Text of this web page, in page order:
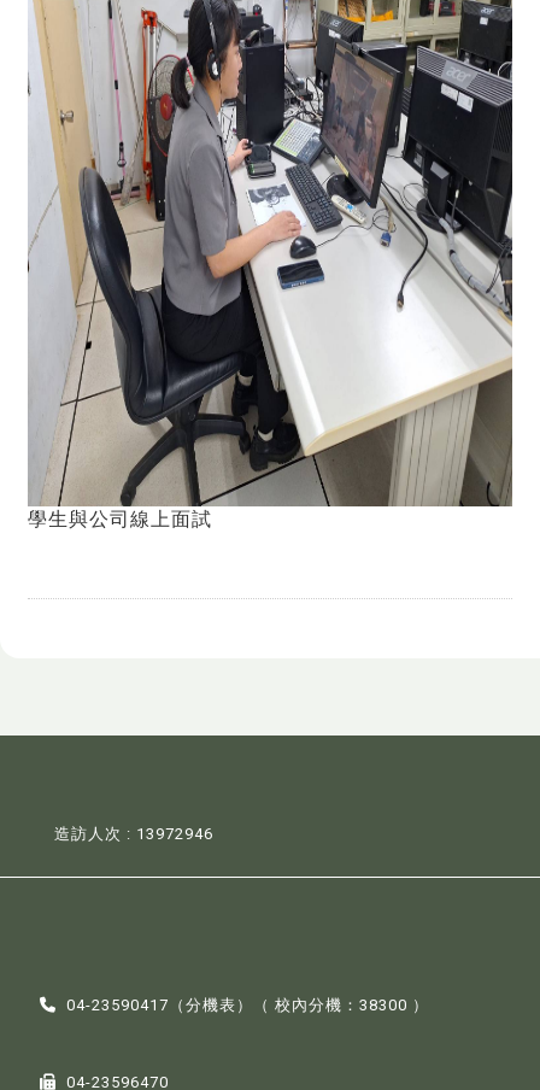
學生與公司線上面試
造訪人次 : 13972946
04-23590417（分機表 ）（ 校內分機：38300 ）
04-23596470